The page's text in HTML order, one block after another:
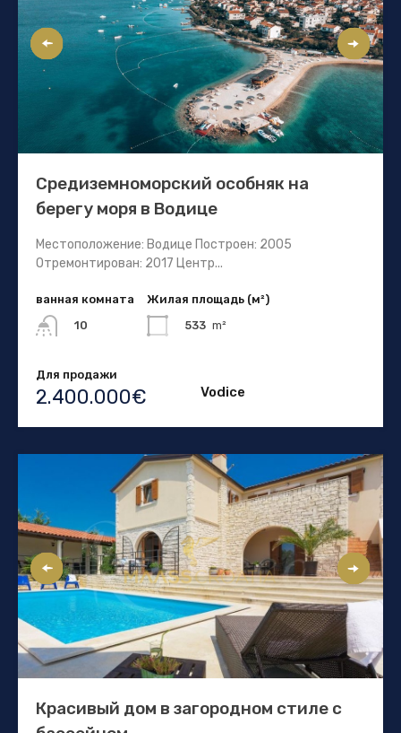
Средиземноморский особняк на
берегу моря в Водице
Местоположение: Водице Построен: 2005
Отремонтирован: 2017 Центр...
ванная комната
10
Жилая площадь (м²)
533 m²
Для продажи
2.400.000€ Vodice
Красивый дом в загородном стиле с